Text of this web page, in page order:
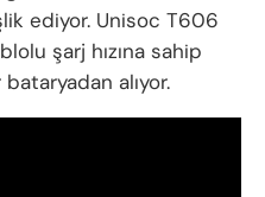
ediyor. Unisoc T606
şarj hızına sahip
alıyor.